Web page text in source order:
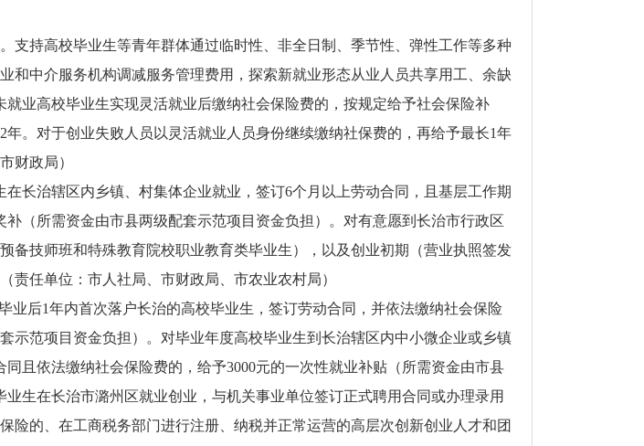
支持高校毕业生等青年群体通过临时性、非全日制、季节性、弹性工作等多种
和中介服务机构调减服务管理费用，探索新就业形态从业人员共享用工、余缺
业高校毕业生实现灵活就业后缴纳社会保险费的，按规定给予社会保险补
。对于创业失败人员以灵活就业人员身份继续缴纳社保费的，再给予最长1年
财政局）
长治辖区内乡镇、村集体企业就业，签订6个月以上劳动合同，且基层工作期
（所需资金由市县两级配套示范项目资金负担）。对有意愿到长治市行政区
备技师班和特殊教育院校职业教育类毕业生），以及创业初期（营业执照签发
责任单位：市人社局、市财政局、市农业农村局）
业后1年内首次落户长治的高校毕业生，签订劳动合同，并依法缴纳社会保险
示范项目资金负担）。对毕业年度高校毕业生到长治辖区内中小微企业或乡镇
且依法缴纳社会保险费的，给予3000元的一次性就业补贴（所需资金由市县
生在长治市潞州区就业创业，与机关事业单位签订正式聘用合同或办理录用
险的、在工商税务部门进行注册、纳税并正常运营的高层次创新创业人才和团